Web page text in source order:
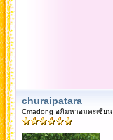
churaipatara
Cmadong อภิมหาอมตะเซียน